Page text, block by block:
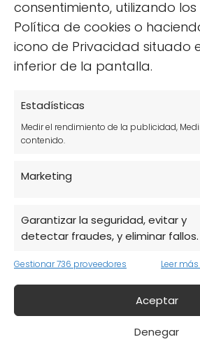
consentimiento, utilizando
Política de cookies o
icono de Privacidad situado
inferior de la pantalla.
Estadísticas
Medir el rendimiento de la publicidad,
contenido.
Marketing
Garantizar la seguridad, evitar y
detectar fraudes, y eliminar fallos.
Gestionar 736 proveedores Leer
Aceptar
Denegar
Gordolobo: ¿Cómo
siembran sus
correctamente?
La siembra del
recomienda seleccionar un
bien drenado. Las semillas
sembradas en primavera,
temperaturas comienzan a
Los pasos para sembrar las
gordolobo son los siguientes: